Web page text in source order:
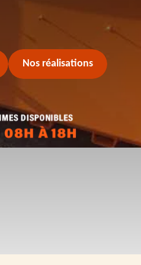
Nos réalisations